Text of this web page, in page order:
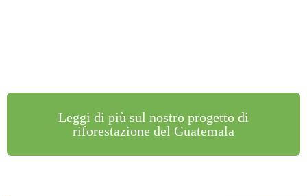
Leggi di più sul nostro progetto di
riforestazione del Guatemala